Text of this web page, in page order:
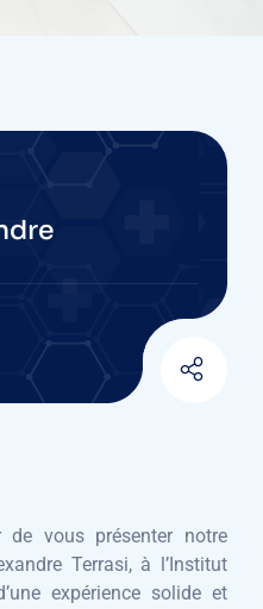
vous présenter notre
Terrasi, à l’Institut
expérience solide et